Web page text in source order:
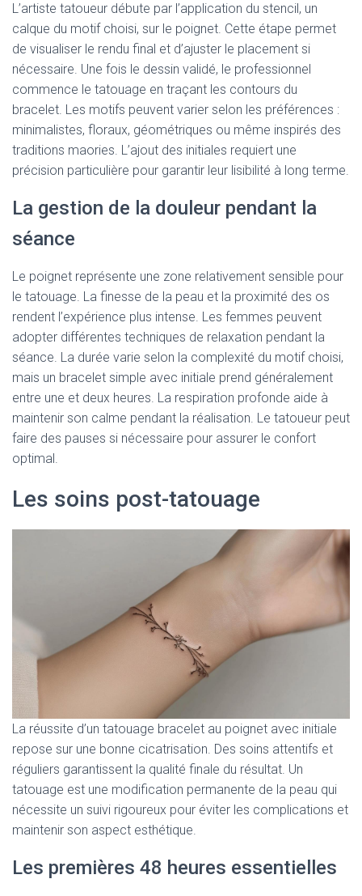
L’artiste tatoueur débute par l’application du stencil, un
calque du motif choisi, sur le poignet. Cette étape permet
de visualiser le rendu final et d’ajuster le placement si
nécessaire. Une fois le dessin validé, le professionnel
commence le tatouage en traçant les contours du
bracelet. Les motifs peuvent varier selon les préférences :
minimalistes, floraux, géométriques ou même inspirés des
traditions maories. L’ajout des initiales requiert une
précision particulière pour garantir leur lisibilité à long terme.
La gestion de la douleur pendant la
séance
Le poignet représente une zone relativement sensible pour
le tatouage. La finesse de la peau et la proximité des os
rendent l’expérience plus intense. Les femmes peuvent
adopter différentes techniques de relaxation pendant la
séance. La durée varie selon la complexité du motif choisi,
mais un bracelet simple avec initiale prend généralement
entre une et deux heures. La respiration profonde aide à
maintenir son calme pendant la réalisation. Le tatoueur peut
faire des pauses si nécessaire pour assurer le confort
optimal.
Les soins post-tatouage
La réussite d’un tatouage bracelet au poignet avec initiale
repose sur une bonne cicatrisation. Des soins attentifs et
réguliers garantissent la qualité finale du résultat. Un
tatouage est une modification permanente de la peau qui
nécessite un suivi rigoureux pour éviter les complications et
maintenir son aspect esthétique.
Les premières 48 heures essentielles